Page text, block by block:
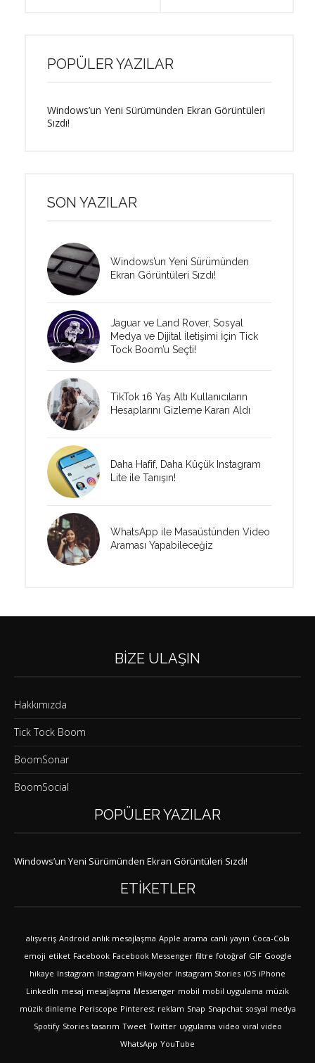
POPÜLER YAZILAR
Windows’un Yeni Sürümünden Ekran Görüntüleri
Sızdı!
SON YAZILAR
Windows’un Yeni Sürümünden
Ekran Görüntüleri Sızdı!
Jaguar ve Land Rover, Sosyal
Medya ve Dijital İletişimi İçin Tick
Tock Boom’u Seçti!
TikTok 16 Yaş Altı Kullanıcıların
Hesaplarını Gizleme Kararı Aldı
Daha Hafif, Daha Küçük Instagram
Lite ile Tanışın!
WhatsApp ile Masaüstünden Video
Araması Yapabileceğiz
BIZE ULAŞIN
Hakkımızda
Tick Tock Boom
BoomSonar
BoomSocial
POPÜLER YAZILAR
Windows’un Yeni Sürümünden Ekran Görüntüleri Sızdı!
ETIKETLER
alışveriş Android anlık mesajlaşma Apple arama canlı yayın Coca-Cola
emoji etiket Facebook Facebook Messenger filtre fotoğraf GIF Google
hikaye Instagram Instagram Hikayeler Instagram Stories iOS iPhone
LinkedIn mesaj mesajlaşma Messenger mobil mobil uygulama müzik
müzik dinleme Periscope Pinterest reklam Snap Snapchat sosyal medya
Spotify Stories tasarım Tweet Twitter uygulama video viral video
WhatsApp YouTube